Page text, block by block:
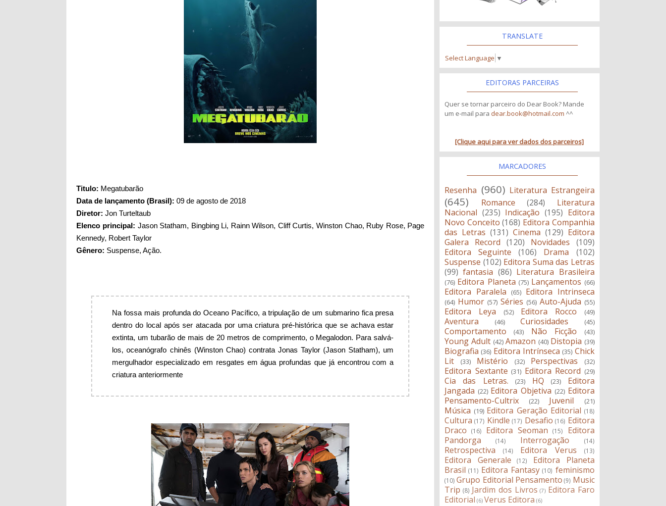
Titulo: Megatubarão
Data de lançamento (Brasil): 09 de agosto de 2018
Diretor:Jon Turteltaub
Elenco principal: Jason Statham, Bingbing Li, Rainn Wilson, Cliff Curtis, Winston Chao, Ruby Rose, Page
Kennedy, Robert Taylor
Gênero: Suspense, Ação.
Na fossa mais profunda do Oceano Pacífico, a tripulação de um submarino fica presa
dentro do local após ser atacada por uma criatura pré-histórica que se achava estar
extinta, um tubarão de mais de 20 metros de comprimento, o Megalodon. Para salvá-
los, oceanógrafo chinês (Winston Chao) contrata Jonas Taylor (Jason Statham), um
mergulhador especializado em resgates em água profundas que já encontrou com a
criatura anteriormente
TRANSLATE
Select Language ▼
EDITORAS PARCEIRAS
Quer se tornar parceiro do Dear Book? Mande
um e-mail para dear.book@hotmail.com ^^
[Clique aqui para ver dados dos parceiros]
MARCADORES
Resenha (960) Literatura Estrangeira
(645) Romance (284)
Literatura
Nacional (235) Indicação (195) Editora
Novo Conceito (168) Editora Companhia
das Letras (131) Cinema (129) Editora
Galera Record
(120) Novidades
(109)
Editora Seguinte
(106) Drama
(102)
Suspense (102) Editora Suma das Letras
(99) fantasia (86) Literatura Brasileira
(76) Editora Planeta (75) Lançamentos (66)
Editora Paralela (65) Editora Intrinseca
(64) Humor (57) Séries (56) Auto-Ajuda (55)
Editora Leya (52) Editora Rocco (49)
Aventura (46) Curiosidades (45)
Comportamento (43) Não Ficção (43)
Young Adult (42) Amazon (40) Distopia (39)
Biografia (36) Editora Intrínseca (35) Chick
Lit
(33) Mistério (32) Perspectivas (32)
Editora Sextante (31) Editora Record (29)
Cia das Letras. (23) HQ (23)
Editora
Jangada (22) Editora Objetiva (22) Editora
Pensamento-Cultrix
(22) Juvenil (21)
Música (19) Editora Geração Editorial (18)
Cultura (17) Kindle (17) Desafio (16) Editora
Draco
(16) Editora Seoman (15)
Editora
Pandorga
(14) Interrogação (14)
Retrospectiva (14) Editora Verus (13)
Editora Generale (12)
Editora Planeta
Brasil (11) Editora Fantasy (10) feminismo
(10) Grupo Editorial Pensamento (9) Music
Trip (8) Jardim dos Livros (7) Editora Faro
Editorial (6) Verus Editora (6)